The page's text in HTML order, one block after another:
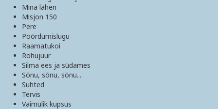
Mina lähen
Misjon 150
Pere
Pöördumislugu
Raamatukoi
Rohujuur
Silma ees ja südames
Sõnu, sõnu, sõnu...
Suhted
Tervis
Vaimulik küpsus